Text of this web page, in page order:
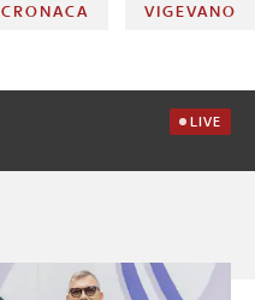
CRONACA VIGEVANO
LIVE